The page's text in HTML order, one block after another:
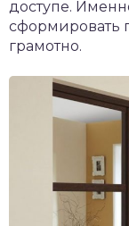
доступе.
сформировать
грамотно.